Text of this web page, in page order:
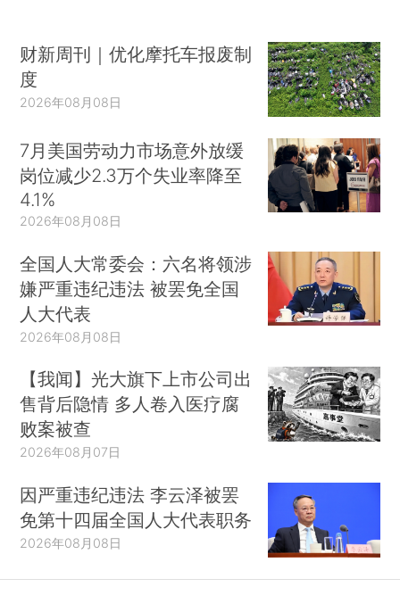
财新周刊｜优化摩托车报废制
度
2026年08月08日
7月美国劳动力市场意外放缓
岗位减少2.3万个失业率降至
4.1%
2026年08月08日
全国人大常委会：六名将领涉
嫌严重违纪违法 被罢免全国
人大代表
2026年08月08日
【我闻】光大旗下上市公司出
售背后隐情 多人卷入医疗腐
败案被查
2026年08月07日
因严重违纪违法 李云泽被罢
免第十四届全国人大代表职务
2026年08月08日